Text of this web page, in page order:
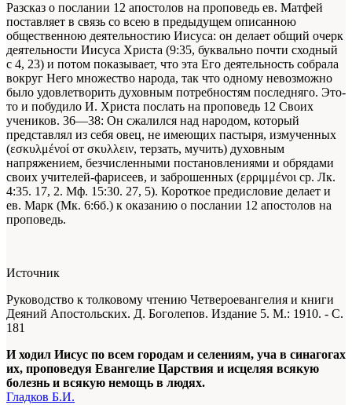
Разсказ о послании 12 апостолов на проповедь ев. Матфей
поставляет в связь со всею в предыдущем описанною
общественною деятельностию Иисуса: он делает общий очерк
деятельности Иисуса Христа (9:35, буквально почти сходный
с 4, 23) и потом показывает, что эта Его деятельность собрала
вокруг Него множество народа, так что одному невозможно
было удовлетворить духовным потребностям последняго. Это-
то и побудило И. Христа послать на проповедь 12 Своих
учеников. 36—38: Он сжалился над народом, который
представлял из себя овец, не имеющих пастыря, измученных
(εσκυλμένοί от σκυλλειν, терзать, мучить) духовным
напряжением, безчисленными постановлениями и обрядами
своих учителей-фарисеев, и заброшенных (ερριμμένοι ср. Лк.
4:35. 17, 2. Мф. 15:30. 27, 5). Короткое предисловие делает и
ев. Марк (Мк. 6:6б.) к оказанию о послании 12 апостолов на
проповедь.
Источник
Руководство к толковому чтению Четвероевангелия и книги
Деяний Апостольских. Д. Боголепов. Издание 5. М.: 1910. - С.
181
И ходил Иисус по всем городам и селениям, уча в синагогах
их, проповедуя Евангелие Царствия и исцеляя всякую
болезнь и всякую немощь в людях.
Гладков Б.И.